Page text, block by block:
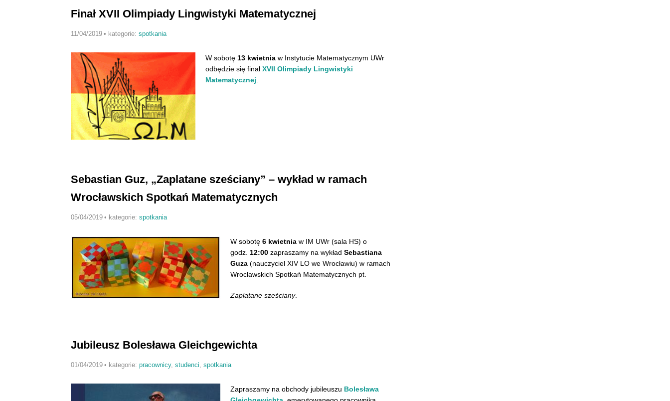
Finał XVII Olimpiady Lingwistyki Matematycznej
11/04/2019 • kategorie: spotkania
W sobotę 13 kwietnia w Instytucie Matematycznym UWr
odbędzie się finał XVII Olimpiady Lingwistyki
Matematycznej
Sebastian Guz, „Zaplatane sześciany” – wykład w ramach
Wrocławskich Spotkań Matematycznych
05/04/2019 • kategorie: spotkania
W sobotę 6 kwietnia w IM UWr (sala HS) o
godz. 12:00 zapraszamy na wykład Sebastiana
Guza (nauczyciel XIV LO we Wrocławiu) w ramach
Wrocławskich Spotkań Matematycznych pt.
Zaplatane sześciany.
Jubileusz Bolesława Gleichgewichta
01/04/2019 • kategorie: pracownicy, studenci, spotkania
Zapraszamy na obchody jubileuszu Bolesława